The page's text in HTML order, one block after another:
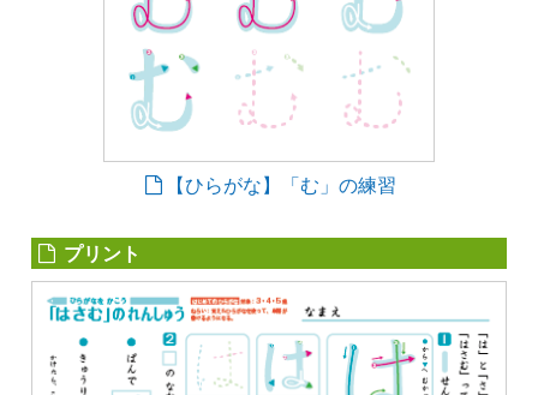
【ひらがな】「む」の練習
プリント